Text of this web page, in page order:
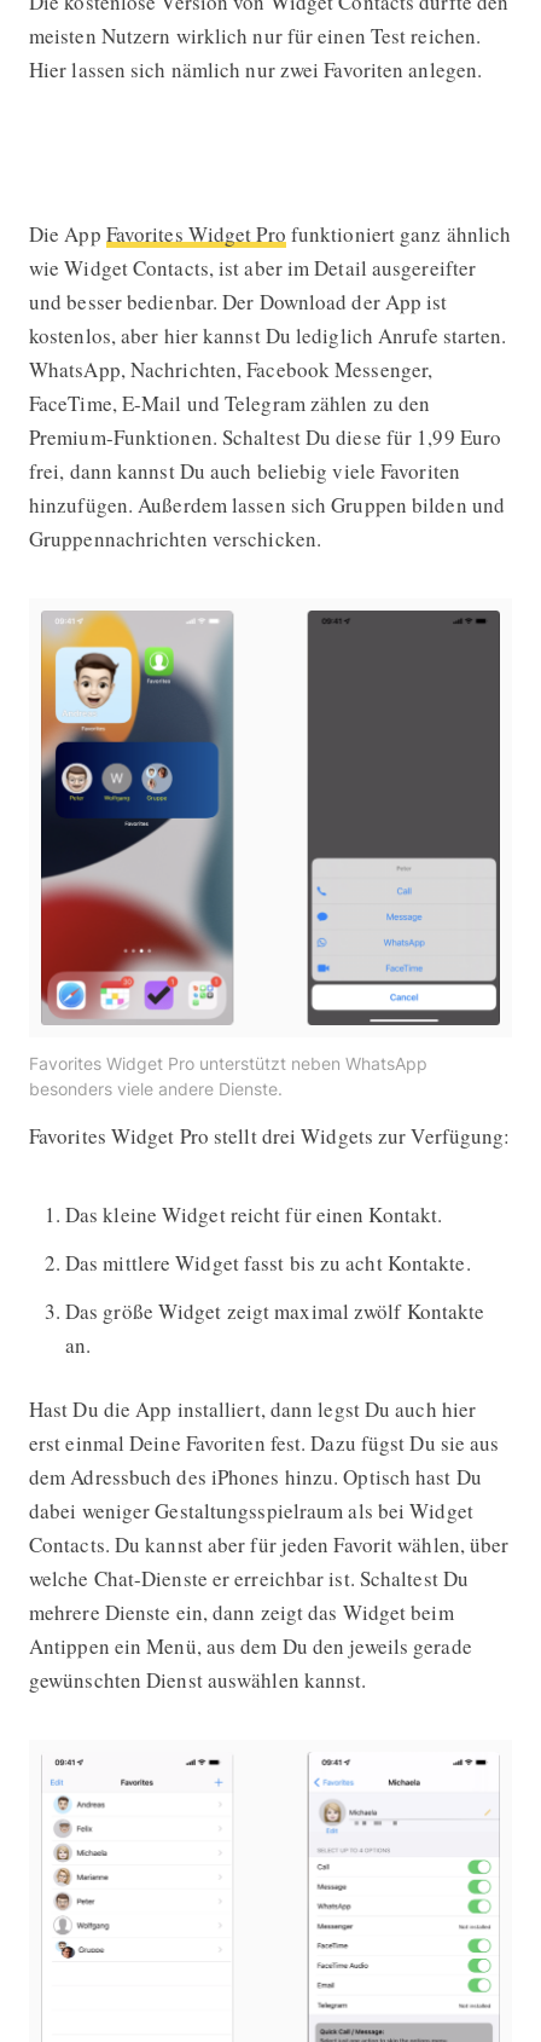
meisten Nutzern wirklich nur für einen Test reichen.
Hier lassen sich nämlich nur zwei Favoriten anlegen.
Die App Favorites Widget Pro funktioniert ganz ähnlich
wie Widget Contacts, ist aber im Detail ausgereifter
und besser bedienbar. Der Download der App ist
kostenlos, aber hier kannst Du lediglich Anrufe starten.
WhatsApp, Nachrichten, Facebook Messenger,
FaceTime, E-Mail und Telegram zählen zu den
Premium-Funktionen. Schaltest Du diese für 1,99 Euro
frei, dann kannst Du auch beliebig viele Favoriten
hinzufügen. Außerdem lassen sich Gruppen bilden und
Gruppennachrichten verschicken.
Favorites Widget Pro unterstützt neben WhatsApp
besonders viele andere Dienste.
Favorites Widget Pro stellt drei Widgets zur Verfügung:
Das kleine Widget reicht für einen Kontakt.
Das mittlere Widget fasst bis zu acht Kontakte.
Das größe Widget zeigt maximal zwölf Kontakte
an.
Hast Du die App installiert, dann legst Du auch hier
erst einmal Deine Favoriten fest. Dazu fügst Du sie aus
dem Adressbuch des iPhones hinzu. Optisch hast Du
dabei weniger Gestaltungsspielraum als bei Widget
Contacts. Du kannst aber für jeden Favorit wählen, über
welche Chat-Dienste er erreichbar ist. Schaltest Du
mehrere Dienste ein, dann zeigt das Widget beim
Antippen ein Menü, aus dem Du den jeweils gerade
gewünschten Dienst auswählen kannst.